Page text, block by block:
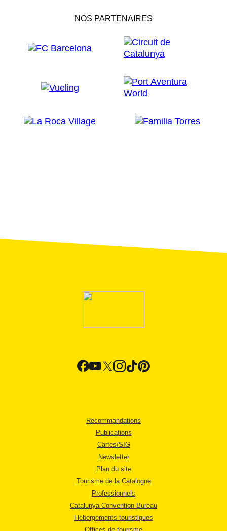
NOS PARTENAIRES
Recommandations
Publications
Cartes/SIG
Newsletter
Plan du site
Tourisme de la Catalogne
Professionnels
Catalunya Convention Bureau
Hébergements touristiques